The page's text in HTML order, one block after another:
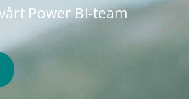
Power BI-team